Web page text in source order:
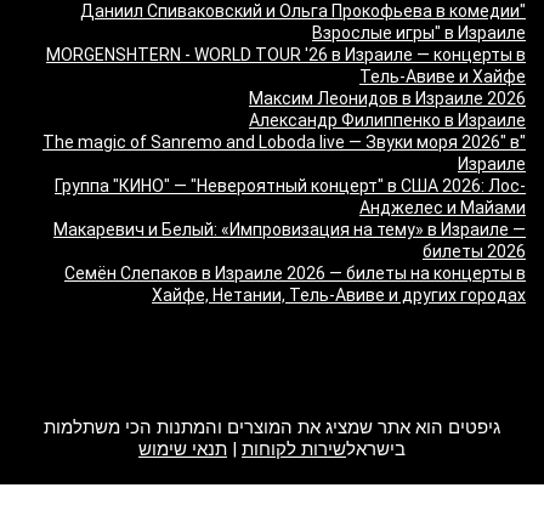
"Даниил Спиваковский и Ольга Прокофьева в комедии
Взрослые игры" в Израиле
MORGENSHTERN - WORLD TOUR '26 в Израиле — концерты в
Тель-Авиве и Хайфе
Максим Леонидов в Израиле 2026
Александр Филиппенко в Израиле
"The magic of Sanremo and Loboda live — Звуки моря 2026" в
Израиле
Группа "КИНО" — "Невероятный концерт" в США 2026: Лос-
Анджелес и Майами
Макаревич и Белый: «Импровизация на тему» в Израиле —
билеты 2026
Семён Слепаков в Израиле 2026 — билеты на концерты в
Хайфе, Нетании, Тель-Авиве и других городах
גיפטים הוא אתר שמציג את המוצרים והמתנות הכי משתלמות
בישראלשירות לקוחות | תנאי שימוש